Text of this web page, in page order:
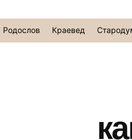
Родослов Краевед